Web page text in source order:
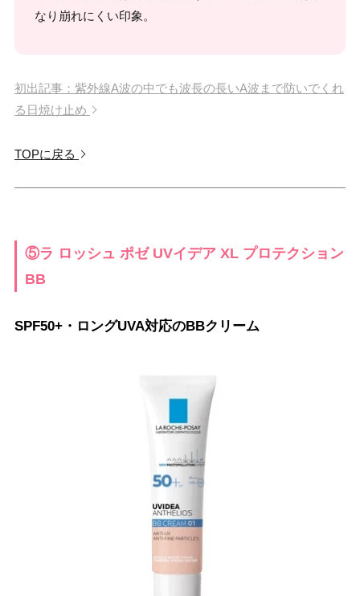
なり崩れにくい印象。
初出記事：紫外線A波の中でも波長の長いA波まで防いでくれ
る日焼け止め
TOPに戻る
⑤ラ ロッシュ ポゼ UVイデア XL プロテクション
BB
SPF50+・ロングUVA対応のBBクリーム